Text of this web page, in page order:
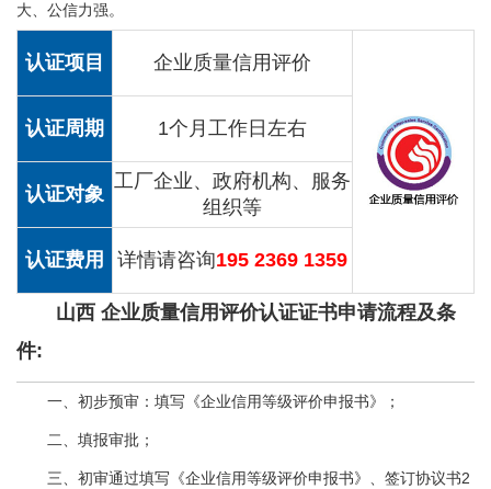
大、公信力强。
认证项目 企业质量信用评价
认证周期 1个月工作日左右
认证对象
工厂企业、政府机构、服务
组织等
认证费用 详情请咨询195 2369 1359
山西 企业质量信用评价认证证书申请流程及条
件:
一、初步预审：填写《企业信用等级评价申报书》；
二、填报审批；
三、初审通过填写《企业信用等级评价申报书》、签订协议书2